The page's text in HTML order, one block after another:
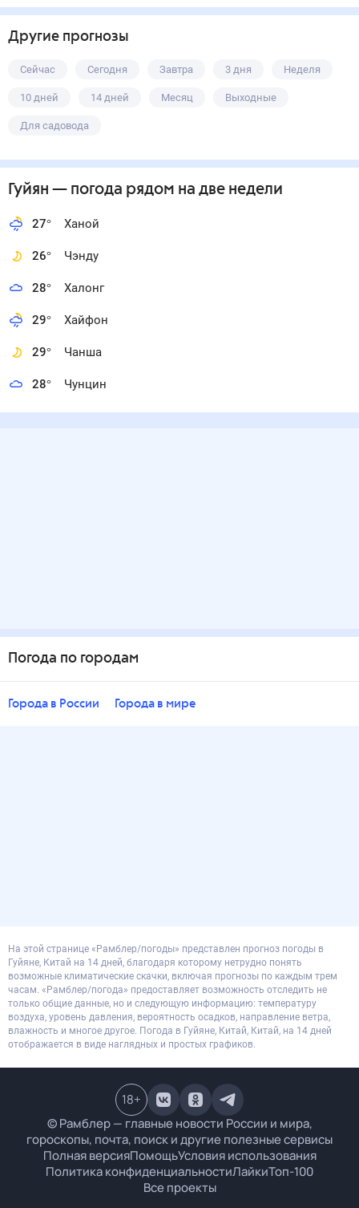
Другие прогнозы
Сейчас Сегодня Завтра 3 дня Неделя
10 дней 14 дней Месяц Выходные
Для садовода
Гуйян — погода рядом на две недели
27° Ханой
26° Чэнду
28° Халонг
29° Хайфон
29° Чанша
28° Чунцин
Погода по городам
Города в России Города в мире
На этой странице «Рамблер/погоды» представлен прогноз погоды в
Гуйяне, Китай на 14 дней, благодаря которому нетрудно понять
возможные климатические скачки, включая прогнозы по каждым трем
часам. «Рамблер/погода» предоставляет возможность отследить не
только общие данные, но и следующую информацию: температуру
воздуха, уровень давления, вероятность осадков, направление ветра,
влажность и многое другое. Погода в Гуйяне, Китай, Китай, на 14 дней
отображается в виде наглядных и простых графиков.
© Рамблер — главные новости России и мира,
гороскопы, почта, поиск и другие полезные сервисы
Полная версияПомощьУсловия использования
Политика конфиденциальностиЛайкиТоп-100
Все проекты
18+